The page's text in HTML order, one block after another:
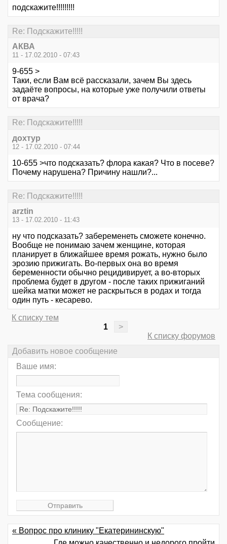
подскажите!!!!!!!!!
Re: Подскажите!!!!!
АКВА
11 - 17.02.2010 - 07:43
9-655 >
Таки, если Вам всё рассказали, зачем Вы здесь
задаёте вопросы, на которые уже получили ответы
от врача?
Re: Подскажите!!!!!
дохтур
12 - 17.02.2010 - 07:44
10-655 >что подсказать? флора какая? Что в посеве?
Почему нарушена? Причину нашли?...
Re: Подскажите!!!!!
arztin
13 - 17.02.2010 - 11:43
ну что подсказать? забеременеть сможете конечно.
Вообще не понимаю зачем женщине, которая
планирует в ближайшее время рожать, нужно было
эрозию прижигать. Во-первых она во время
беременности обычно рецидивирует, а во-вторых
проблема будет в другом - после таких прижиганий
шейка матки может не раскрыться в родах и тогда
один путь - кесарево.
К списку тем
1
>
К списку форумов
Добавить новое сообщение
Ваше имя:
Тема сообщения:
Сообщение:
« Вопрос про клинику "Екатерининскую"